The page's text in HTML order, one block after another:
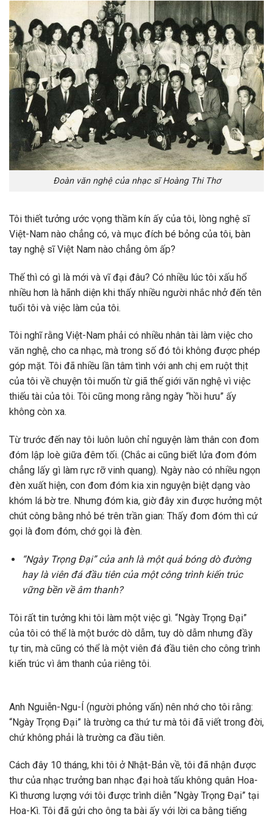
Đoàn văn nghệ của nhạc sĩ Hoàng Thi Thơ
Tôi thiết tưởng ước vọng thầm kín ấy của tôi, lòng nghệ sĩ
Việt-Nam nào chẳng có, và mục đích bé bỏng của tôi, bàn
tay nghệ sĩ Việt Nam nào chẳng ôm ấp?
Thế thì có gì là mới và vĩ đại đâu? Có nhiều lúc tôi xấu hổ
nhiều hơn là hãnh diện khi thấy nhiều người nhắc nhở đến tên
tuổi tôi và việc làm của tôi.
Tôi nghĩ rằng Việt-Nam phải có nhiều nhân tài làm việc cho
văn nghệ, cho ca nhạc, mà trong số đó tôi không được phép
góp mặt. Tôi đã nhiều lần tâm tình với anh chị em ruột thịt
của tôi về chuyện tôi muốn từ giã thế giới văn nghệ vì việc
thiếu tài của tôi. Tôi cũng mong rằng ngày “hồi hưu” ấy
không còn xa.
Từ trước đến nay tôi luôn luôn chỉ nguyện làm thân con đom
đóm lập loè giữa đêm tối. (Chắc ai cũng biết lửa đom đóm
chẳng lấy gì làm rực rỡ vinh quang). Ngày nào có nhiều ngọn
đèn xuất hiện, con đom đóm kia xin nguyện biệt dạng vào
khóm lá bờ tre. Nhưng đóm kia, giờ đây xin được hưởng một
chút công bằng nhỏ bé trên trần gian: Thấy đom đóm thì cứ
gọi là đom đóm, chớ gọi là đèn.
“Ngày Trọng Đại” của anh là một quả bóng dò đường
hay là viên đá đầu tiên của một công trình kiến trúc
vững bền về âm thanh?
Tôi rất tin tưởng khi tôi làm một việc gì. “Ngày Trọng Đại”
của tôi có thể là một bước dò dẫm, tuy dò dẫm nhưng đầy
tự tin, mà cũng có thể là một viên đá đầu tiên cho công trình
kiến trúc vì âm thanh của riêng tôi.
Anh Nguiễn-Ngu-Í (người phỏng vấn) nên nhớ cho tôi rằng:
“Ngày Trọng Đại” là trường ca thứ tư mà tôi đã viết trong đời,
chứ không phải là trường ca đầu tiên.
Cách đây 10 tháng, khi tôi ở Nhật-Bản về, tôi đã nhận được
thư của nhạc trưởng ban nhạc đại hoà tấu không quân Hoa-
Kì thương lượng với tôi được trình diễn “Ngày Trọng Đại” tại
Hoa-Kì. Tôi đã gửi cho ông ta bài ấy với lời ca bằng tiếng